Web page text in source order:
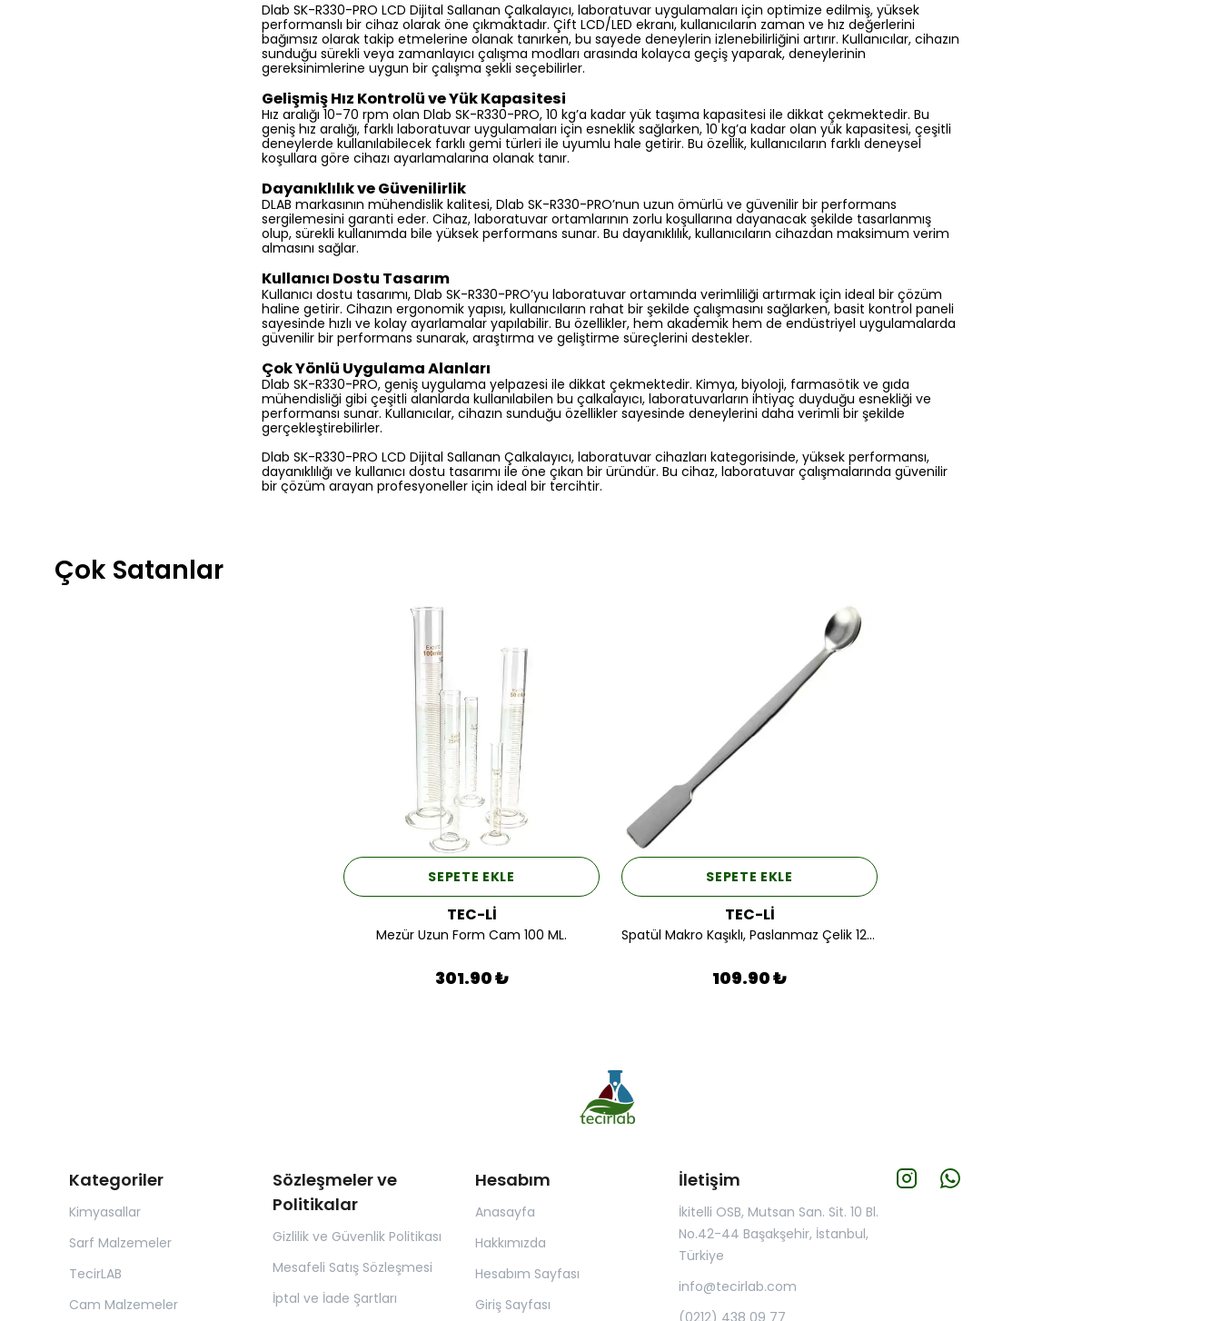
Dlab SK-R330-PRO LCD Dijital Sallanan Çalkalayıcı, laboratuvar uygulamaları için optimize edilmiş, yüksek
performanslı bir cihaz olarak öne çıkmaktadır. Çift LCD/LED ekranı, kullanıcıların zaman ve hız değerlerini
bağımsız olarak takip etmelerine olanak tanırken, bu sayede deneylerin izlenebilirliğini artırır. Kullanıcılar, cihazın
sunduğu sürekli veya zamanlayıcı çalışma modları arasında kolayca geçiş yaparak, deneylerinin
gereksinimlerine uygun bir çalışma şekli seçebilirler.
Gelişmiş Hız Kontrolü ve Yük Kapasitesi
Hız aralığı 10-70 rpm olan Dlab SK-R330-PRO, 10 kg’a kadar yük taşıma kapasitesi ile dikkat çekmektedir. Bu
geniş hız aralığı, farklı laboratuvar uygulamaları için esneklik sağlarken, 10 kg’a kadar olan yük kapasitesi, çeşitli
deneylerde kullanılabilecek farklı gemi türleri ile uyumlu hale getirir. Bu özellik, kullanıcıların farklı deneysel
koşullara göre cihazı ayarlamalarına olanak tanır.
Dayanıklılık ve Güvenilirlik
DLAB markasının mühendislik kalitesi, Dlab SK-R330-PRO’nun uzun ömürlü ve güvenilir bir performans
sergilemesini garanti eder. Cihaz, laboratuvar ortamlarının zorlu koşullarına dayanacak şekilde tasarlanmış
olup, sürekli kullanımda bile yüksek performans sunar. Bu dayanıklılık, kullanıcıların cihazdan maksimum verim
almasını sağlar.
Kullanıcı Dostu Tasarım
Kullanıcı dostu tasarımı, Dlab SK-R330-PRO’yu laboratuvar ortamında verimliliği artırmak için ideal bir çözüm
haline getirir. Cihazın ergonomik yapısı, kullanıcıların rahat bir şekilde çalışmasını sağlarken, basit kontrol paneli
sayesinde hızlı ve kolay ayarlamalar yapılabilir. Bu özellikler, hem akademik hem de endüstriyel uygulamalarda
güvenilir bir performans sunarak, araştırma ve geliştirme süreçlerini destekler.
Çok Yönlü Uygulama Alanları
Dlab SK-R330-PRO, geniş uygulama yelpazesi ile dikkat çekmektedir. Kimya, biyoloji, farmasötik ve gıda
mühendisliği gibi çeşitli alanlarda kullanılabilen bu çalkalayıcı, laboratuvarların ihtiyaç duyduğu esnekliği ve
performansı sunar. Kullanıcılar, cihazın sunduğu özellikler sayesinde deneylerini daha verimli bir şekilde
gerçekleştirebilirler.
Dlab SK-R330-PRO LCD Dijital Sallanan Çalkalayıcı, laboratuvar cihazları kategorisinde, yüksek performansı,
dayanıklılığı ve kullanıcı dostu tasarımı ile öne çıkan bir üründür. Bu cihaz, laboratuvar çalışmalarında güvenilir
bir çözüm arayan profesyoneller için ideal bir tercihtir.
Çok Satanlar
SEPETE EKLE
TEC-Lİ
Mezür Uzun Form Cam 100 ML.
301.90 ₺
SEPETE EKLE
TEC-Lİ
Spatül Makro Kaşıklı, Paslanmaz Çelik 120 MM.
109.90 ₺
Kategoriler
Kimyasallar
Sarf Malzemeler
TecirLAB
Cam Malzemeler
Sözleşmeler ve
Politikalar
Gizlilik ve Güvenlik Politikası
Mesafeli Satış Sözleşmesi
İptal ve İade Şartları
Hesabım
Anasayfa
Hakkımızda
Hesabım Sayfası
Giriş Sayfası
İletişim
İkitelli OSB, Mutsan San. Sit. 10 Bl.
No.42-44 Başakşehir, İstanbul,
Türkiye
info@tecirlab.com
(0212) 438 09 77